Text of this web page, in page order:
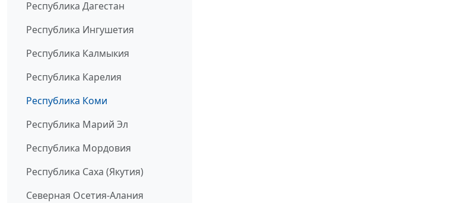
Республика Дагестан
Республика Ингушетия
Республика Калмыкия
Республика Карелия
Республика Коми
Республика Марий Эл
Республика Мордовия
Республика Саха (Якутия)
Северная Осетия-Алания